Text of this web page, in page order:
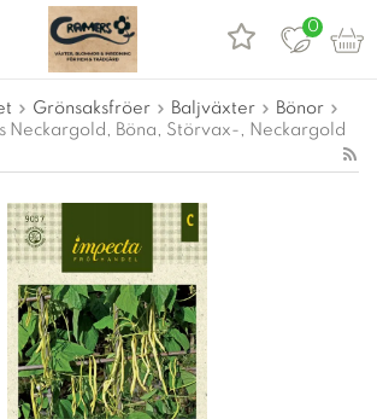
0
Grönsaksfröer Baljväxter
Bönor
Neckargold, Böna, Störvax-, Neckargold